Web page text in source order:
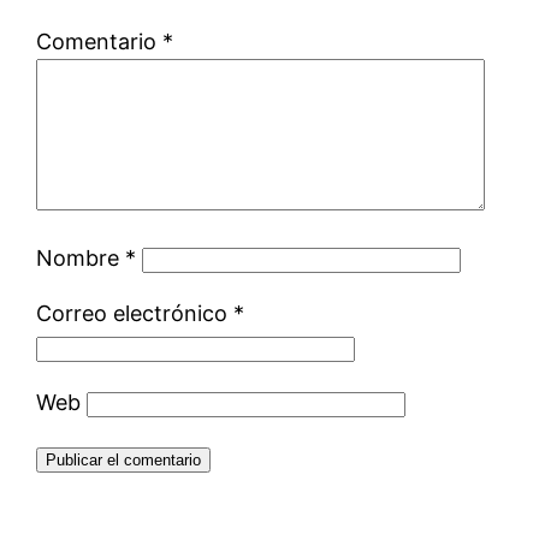
Comentario *
Nombre *
Correo electrónico *
Web